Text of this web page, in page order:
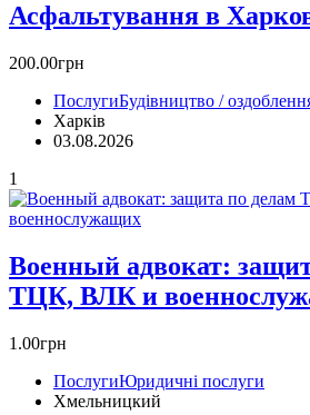
Асфальтування в
200.00грн
ПослугиБудівництво /
Харків
03.08.2026
1
Военный адвокат:
ТЦК, ВЛК и
1.00грн
ПослугиЮридичні послуги
Хмельницкий